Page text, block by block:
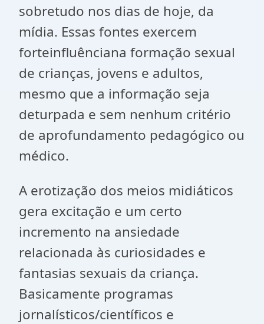
sobretudo nos dias de hoje, da
mídia. Essas fontes exercem
forteinfluênciana formação sexual
de crianças, jovens e adultos,
mesmo que a informação seja
deturpada e sem nenhum critério
de aprofundamento pedagógico ou
médico.
A erotização dos meios midiáticos
gera excitação e um certo
incremento na ansiedade
relacionada às curiosidades e
fantasias sexuais da criança.
Basicamente programas
jornalísticos/científicos e